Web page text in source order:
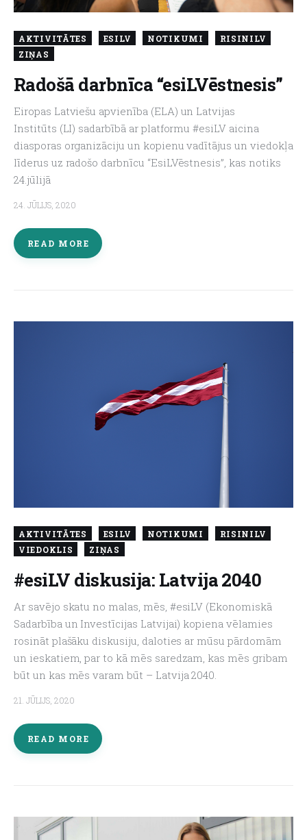
AKTIVITĀTES ESILV NOTIKUMI
RISINILV
ZIŅAS
Radošā darbnīca “esiLVēstnesis”
Eiropas Latviešu apvienība (ELA) un Latvijas
Institūts (LI) sadarbībā ar platformu #esiLV aicina
diasporas organizāciju un kopienu vadītājus un viedokļa
līderus uz radošo darbnīcu “EsiLVēstnesis”, kas notiks
24.jūlijā
24. JŪLIJS, 2020
READ MORE
AKTIVITĀTES ESILV NOTIKUMI
RISINILV
VIEDOKLIS
ZIŅAS
#esiLV diskusija: Latvija 2040
Ar savējo skatu no malas, mēs, #esiLV (Ekonomiskā
Sadarbība un Investīcijas Latvijai) kopiena vēlamies
rosināt plašāku diskusiju, daloties ar mūsu pārdomām
un ieskatiem, par to kā mēs saredzam, kas mēs gribam
būt un kas mēs varam būt – Latvija 2040.
21. JŪLIJS, 2020
READ MORE